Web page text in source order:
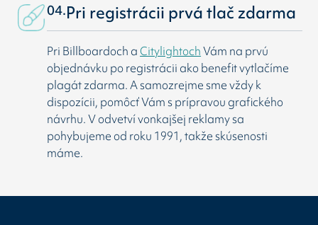
04.Pri registrácii prvá tlač zdarma
Pri Billboardoch aCitylightochVám na prvú
objednávku po registrácii ako benefit vytlačíme
plagát zdarma. A samozrejme sme vždy k
dispozícii, pomôcť Vám s prípravou grafického
návrhu. V odvetví vonkajšej reklamy sa
pohybujeme od roku 1991, takže skúsenosti
máme.